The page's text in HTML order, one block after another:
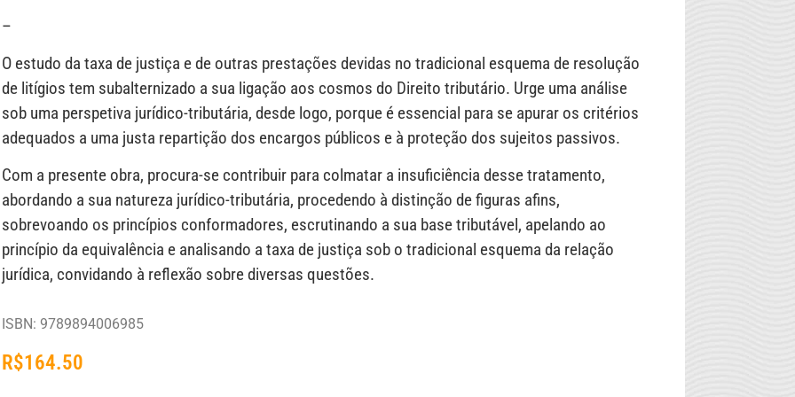
–
O estudo da taxa de justiça e de outras prestações devidas no tradicional esquema de resolução
de litígios tem subalternizado a sua ligação aos cosmos do Direito tributário. Urge uma análise
sob uma perspetiva jurídico-tributária, desde logo, porque é essencial para se apurar os critérios
adequados a uma justa repartição dos encargos públicos e à proteção dos sujeitos passivos.
Com a presente obra, procura-se contribuir para colmatar a insuficiência desse tratamento,
abordando a sua natureza jurídico-tributária, procedendo à distinção de figuras afins,
sobrevoando os princípios conformadores, escrutinando a sua base tributável, apelando ao
princípio da equivalência e analisando a taxa de justiça sob o tradicional esquema da relação
jurídica, convidando à reflexão sobre diversas questões.
ISBN: 9789894006985
R$164.50